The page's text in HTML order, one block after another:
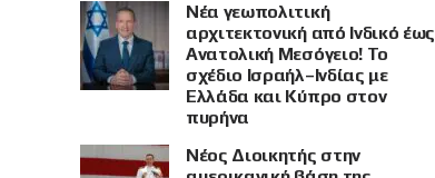
Νέα γεωπολιτική
αρχιτεκτονική από Ινδικό έως
Ανατολική Μεσόγειο! Το
σχέδιο Ισραήλ–Ινδίας με
Ελλάδα και Κύπρο στον
πυρήνα
Νέος Διοικητής στην